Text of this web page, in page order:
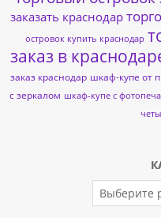
заказать краснодар
островок купить краснодар
заказ в
заказ краснодар шкаф-купе от
с зеркалом шкаф-купе с
КАТАЛОГ